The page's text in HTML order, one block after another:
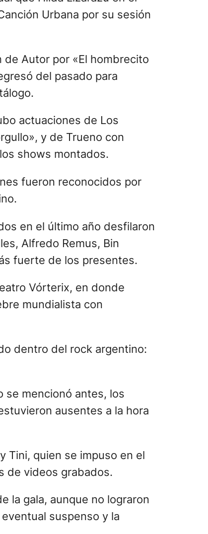
fuerte de los presentes.
Vórterix, en donde
mundialista con
dentro del rock argentino:
se mencionó antes, los
ausentes a la hora
quien se impuso en el
de videos grabados.
gala, aunque no lograron
suspenso y la
tuvo su noche de gala en el
López y Randy Merril